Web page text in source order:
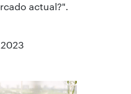
actual?".